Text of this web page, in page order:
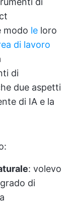
modo le loro
di lavoro
di
due aspetti
di IA e la
: volevo
di